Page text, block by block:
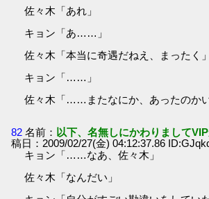
佐々木「あれ」
キョン「あ……」
佐々木「本当に奇遇だねえ、まったく」
キョン「……」
佐々木「……またなにか、あったのかい
82 名前： 以下、名無しにかわりまして
稿日：2009/02/27(金) 04:12:37.86
キョン「……なあ、佐々木」
佐々木「なんだい」